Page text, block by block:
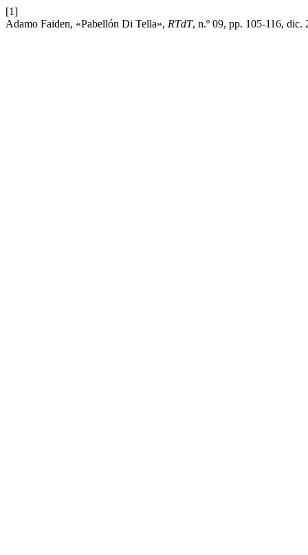
[1]
Adamo Faiden, «Pabellón Di Tella», RTdT, n.º 09, pp. 105-116, dic.